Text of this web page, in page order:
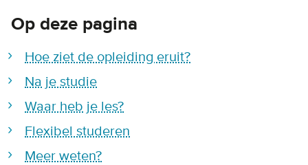
Op deze pagina
Hoe ziet de opleiding eruit?
Na je studie
Waar heb je les?
Flexibel studeren
Meer weten?